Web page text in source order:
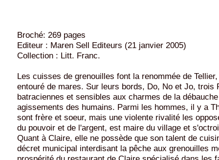
Broché: 269 pages
Editeur : Maren Sell Editeurs (21 janvier 2005)
Collection : Litt. Franc.
Les cuisses de grenouilles font la renommée de
entouré de mares. Sur leurs bords, Do, No et Jo, trois
batraciennes et sensibles aux charmes de la
agissements des humains. Parmi les hommes, il y a
sont frère et soeur, mais une violente rivalité les
du pouvoir et de l'argent, est maire du village et
Quant à Claire, elle ne possède que son talent de
décret municipal interdisant la pêche aux grenouilles